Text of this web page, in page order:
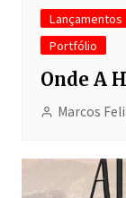
Lançamentos
Portfólio
Onde A
Marcos